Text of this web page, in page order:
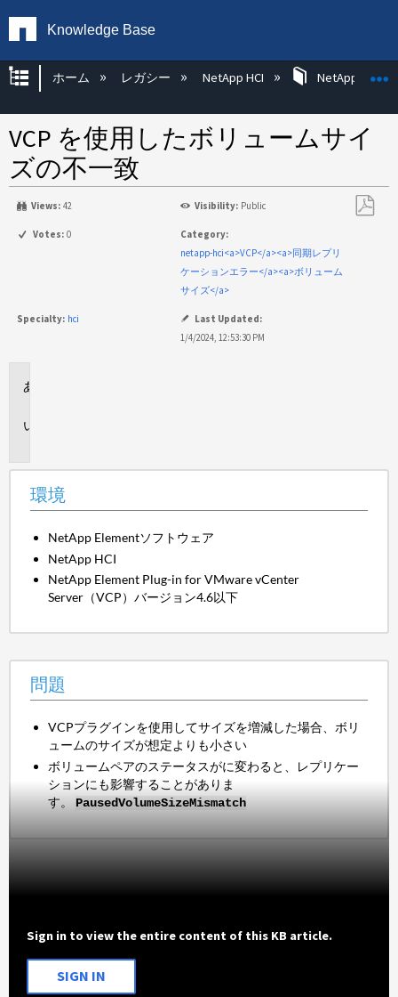
Knowledge Base
グローバル階層を展開/折りたたむ
ホーム レガシー NetApp HCI NetApp HCI
VCP を使用したボリュームサイ
ズの不一致
Views: 42 Visibility: Public
Votes: 0
Category:
netapp-hci<a>VCP</a><a>同期レプリ
ケーションエラー</a><a>ボリューム
サイズ</a>
Specialty: hci
Last Updated:
1/4/2024, 12:53:30 PM
環境
NetApp Elementソフトウェア
NetApp HCI
NetApp Element Plug-in for VMware vCenter
Server（VCP）バージョン4.6以下
問題
VCPプラグインを使用してサイズを増減した場合、ボリ
ュームのサイズが想定よりも小さい
ボリュームペアのステータスがに変わると、レプリケー
ションにも影響することがありま
す。PausedVolumeSizeMismatch
Sign in to view the entire content of this KB article.
SIGN IN